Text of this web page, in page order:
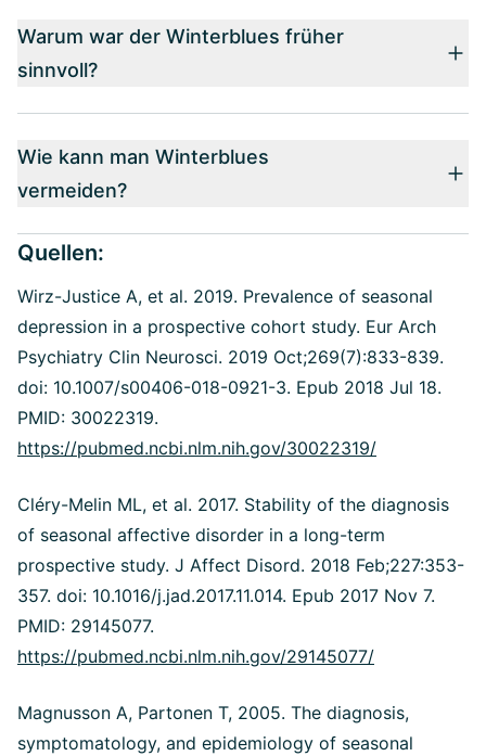
Warum war der Winterblues früher
sinnvoll?
Wie kann man Winterblues
vermeiden?
Quellen:
Wirz-Justice A, et al. 2019. Prevalence of seasonal
depression in a prospective cohort study. Eur Arch
Psychiatry Clin Neurosci. 2019 Oct;269(7):833-839.
doi: 10.1007/s00406-018-0921-3. Epub 2018 Jul 18.
PMID: 30022319.
https://pubmed.ncbi.nlm.nih.gov/30022319/
Cléry-Melin ML, et al. 2017. Stability of the diagnosis
of seasonal affective disorder in a long-term
prospective study. J Affect Disord. 2018 Feb;227:353-
357. doi: 10.1016/j.jad.2017.11.014. Epub 2017 Nov 7.
PMID: 29145077.
https://pubmed.ncbi.nlm.nih.gov/29145077/
Magnusson A, Partonen T, 2005. The diagnosis,
symptomatology, and epidemiology of seasonal